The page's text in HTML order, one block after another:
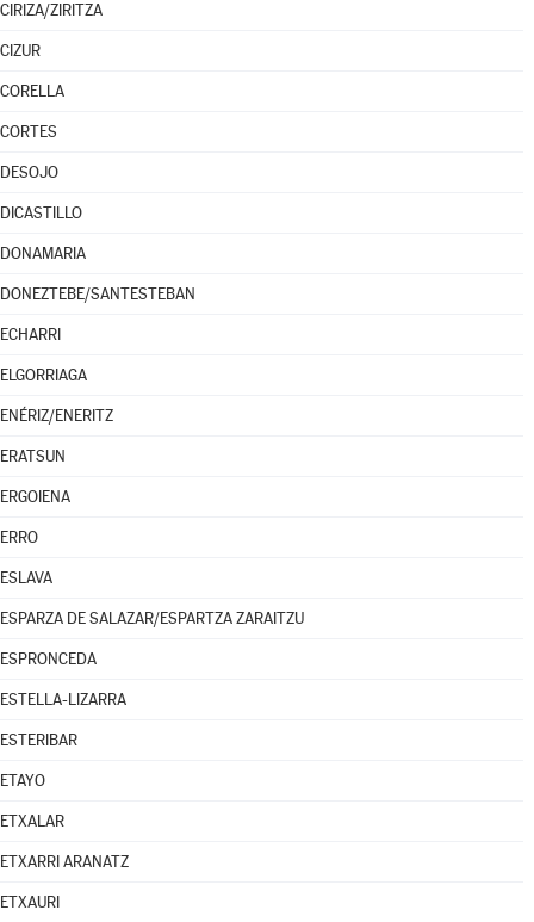
CIRIZA/ZIRITZA
CIZUR
CORELLA
CORTES
DESOJO
DICASTILLO
DONAMARIA
DONEZTEBE/SANTESTEBAN
ECHARRI
ELGORRIAGA
ENÉRIZ/ENERITZ
ERATSUN
ERGOIENA
ERRO
ESLAVA
ESPARZA DE SALAZAR/ESPARTZA ZARAITZU
ESPRONCEDA
ESTELLA-LIZARRA
ESTERIBAR
ETAYO
ETXALAR
ETXARRI ARANATZ
ETXAURI